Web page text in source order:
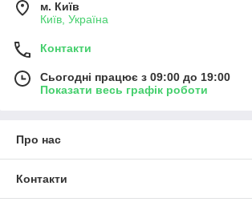
м. Київ
Київ, Україна
Контакти
Сьогодні працює з 09:00 до 19:00
Показати весь графік роботи
Про нас
Контакти